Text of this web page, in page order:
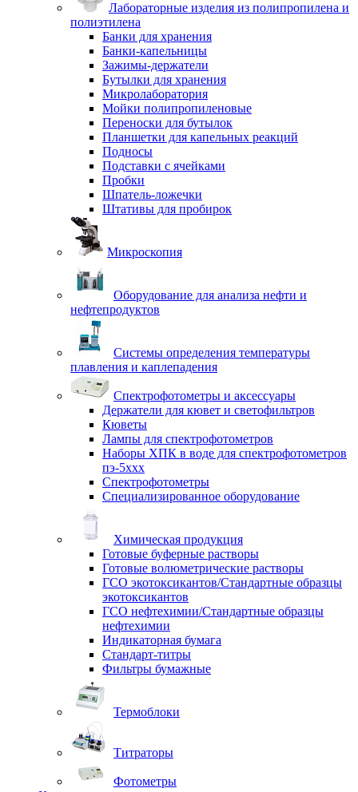
Лабораторные изделия из полипропилена и
полиэтилена
Банки для хранения
Банки-капельницы
Зажимы-держатели
Бутылки для хранения
Микролаборатория
Мойки полипропиленовые
Переноски для бутылок
Планшетки для капельных реакций
Подносы
Подставки с ячейками
Пробки
Шпатель-ложечки
Штативы для пробирок
Микроскопия
Оборудование для анализа нефти и
нефтепродуктов
Системы определения температуры
плавления и каплепадения
Спектрофотометры и аксессуары
Держатели для кювет и светофильтров
Кюветы
Лампы для спектрофотометров
Наборы ХПК в воде для спектрофотометров
пэ-5ххх
Спектрофотометры
Специализированное оборудование
Химическая продукция
Готовые буферные растворы
Готовые волюметрические растворы
ГСО экотоксикантов/Стандартные образцы
экотоксикантов
ГСО нефтехимии/Стандартные образцы
нефтехимии
Индикаторная бумага
Стандарт-титры
Фильтры бумажные
Термоблоки
Титраторы
Фотометры